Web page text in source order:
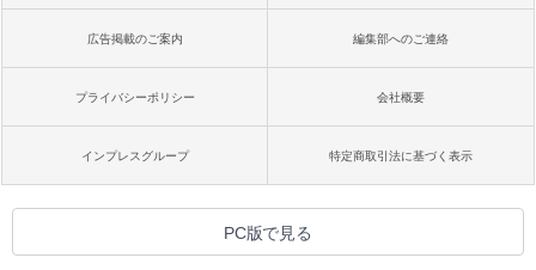
広告掲載のご案内 編集部へのご連絡
プライバシーポリシー 会社概要
インプレスグループ 特定商取引法に基づく表示
PC版で見る